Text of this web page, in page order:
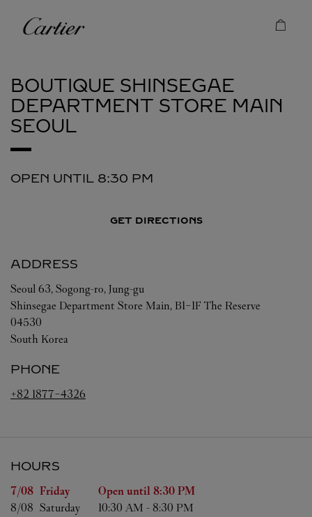
Cartier
BOUTIQUE SHINSEGAE
DEPARTMENT STORE MAIN
SEOUL
OPEN UNTIL 8:30 PM
GET DIRECTIONS
ADDRESS
Seoul 63, Sogong-ro, Jung-gu
Shinsegae Department Store Main, B1-1F The Reserve
04530
South Korea
PHONE
+82 1877-4326
HOURS
Day of the Week Hours
7/08 Friday Open until 8:30 PM
8/08 Saturday 10:30 AM - 8:30 PM